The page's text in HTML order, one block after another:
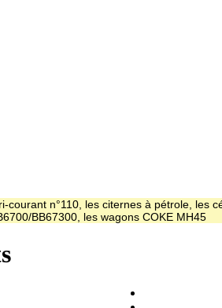
n°110, les citernes à pétrole, les
BB67300, les wagons COKE MH45